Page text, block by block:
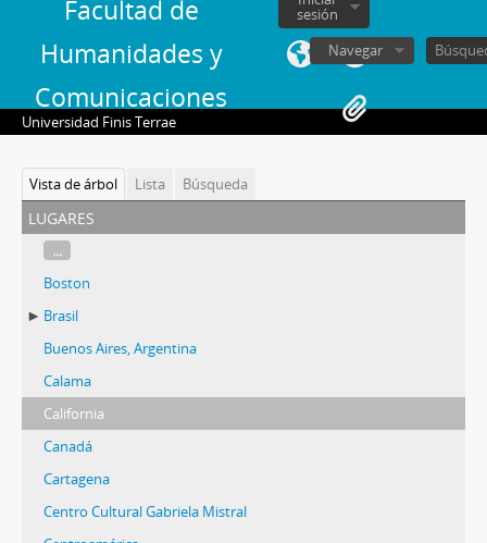
Facultad de
Humanidades y
Comunicaciones
sesión
Navegar
Universidad Finis Terrae
Vista de árbol Lista Búsqueda
lugares
...
Boston
Brasil
Buenos Aires, Argentina
Calama
California
Canadá
Cartagena
Centro Cultural Gabriela Mistral